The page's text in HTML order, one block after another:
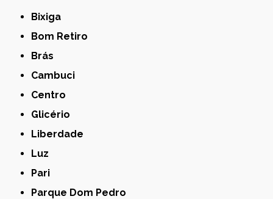
Bixiga
Bom Retiro
Brás
Cambuci
Centro
Glicério
Liberdade
Luz
Pari
Parque Dom Pedro